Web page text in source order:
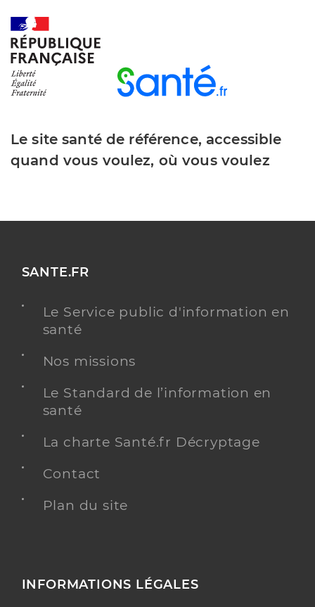
Le site santé de référence, accessible
quand vous voulez, où vous voulez
SANTE.FR
Le Service public d'information en
santé
Nos missions
Le Standard de l’information en
santé
La charte Santé.fr Décryptage
Contact
Plan du site
INFORMATIONS LÉGALES